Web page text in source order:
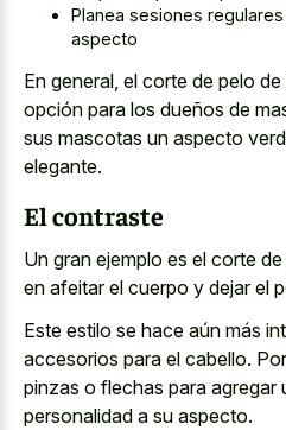
Planea sesiones
aspecto
En general, el corte de pelo
opción para los dueños de
sus mascotas un aspecto
elegante.
El contraste
Un gran ejemplo es el corte
en afeitar el cuerpo y dejar el
Este estilo se hace aún más
accesorios para el cabello.
pinzas o flechas para
personalidad a su aspecto.